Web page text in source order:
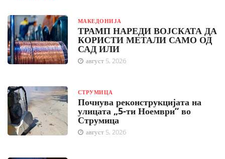
МАКЕДОНИЈА
ТРАМП НАРЕДИ ВОЈСКАТА ДА
КОРИСТИ МЕТАЛИ САМО ОД
САД ИЛИ
август 5, 2026
СТРУМИЦА
Почнува реконструкцијата на
улицата „5-ти Ноември“ во
Струмица
август 5, 2026